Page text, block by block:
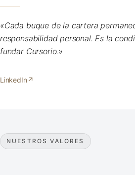
«Cada buque de la cartera
responsabilidad personal. Es la
fundar Cursorio.»
LinkedIn ↗
NUESTROS VALORES